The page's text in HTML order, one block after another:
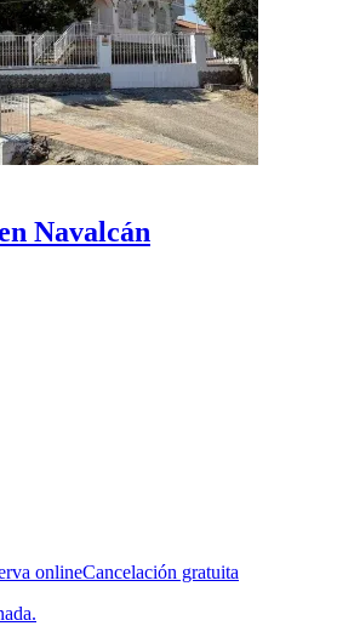
Navalcán
onlineCancelación gratuita